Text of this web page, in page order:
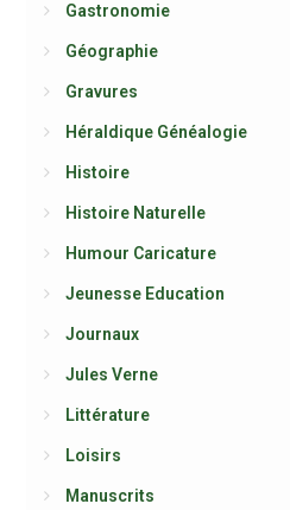
Gastronomie
Géographie
Gravures
Héraldique Généalogie
Histoire
Histoire Naturelle
Humour Caricature
Jeunesse Education
Journaux
Jules Verne
Littérature
Loisirs
Manuscrits